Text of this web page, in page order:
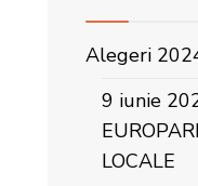
Alegeri
9 iunie
LOCALE